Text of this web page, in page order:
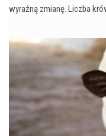
wyraźną zmianę. Liczba